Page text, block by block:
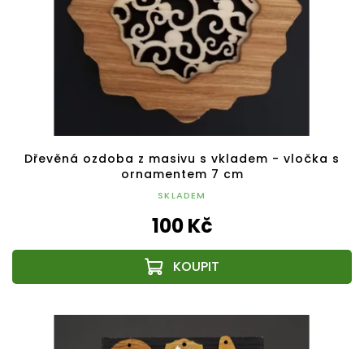
Dřevěná ozdoba z masivu s vkladem - vločka s
ornamentem 7 cm
SKLADEM
100 Kč